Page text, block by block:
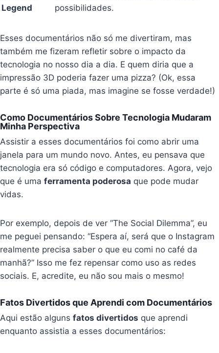
Legend
possibilidades.
Esses documentários não só me divertiram, mas
também me fizeram refletir sobre o impacto da
tecnologia no nosso dia a dia. E quem diria que a
impressão 3D poderia fazer uma pizza? (Ok, essa
parte é só uma piada, mas imagine se fosse verdade!)
Como Documentários Sobre Tecnologia Mudaram
Minha Perspectiva
Assistir a esses documentários foi como abrir uma
janela para um mundo novo. Antes, eu pensava que
tecnologia era só código e computadores. Agora, vejo
que é umaferramenta poderosa que pode mudar
vidas.
Por exemplo, depois de ver “The Social Dilemma”, eu
me peguei pensando: “Espera aí, será que o Instagram
realmente precisa saber o que eu comi no café da
manhã?” Isso me fez repensar como uso as redes
sociais. E, acredite, eu não sou mais o mesmo!
Fatos Divertidos que Aprendi com Documentários
Aqui estão algunsfatos divertidos que aprendi
enquanto assistia a esses documentários: